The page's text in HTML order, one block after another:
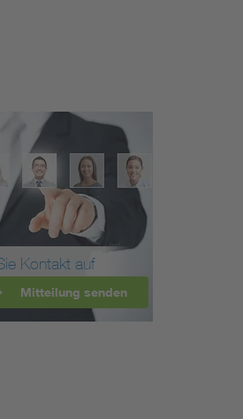
Kontakt auf
Mitteilung senden